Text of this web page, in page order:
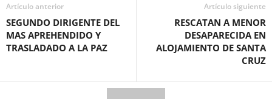
Artículo anterior
SEGUNDO DIRIGENTE DEL
MAS APREHENDIDO Y
TRASLADADO A LA PAZ
Artículo siguiente
RESCATAN A MENOR
DESAPARECIDA EN
ALOJAMIENTO DE SANTA
CRUZ